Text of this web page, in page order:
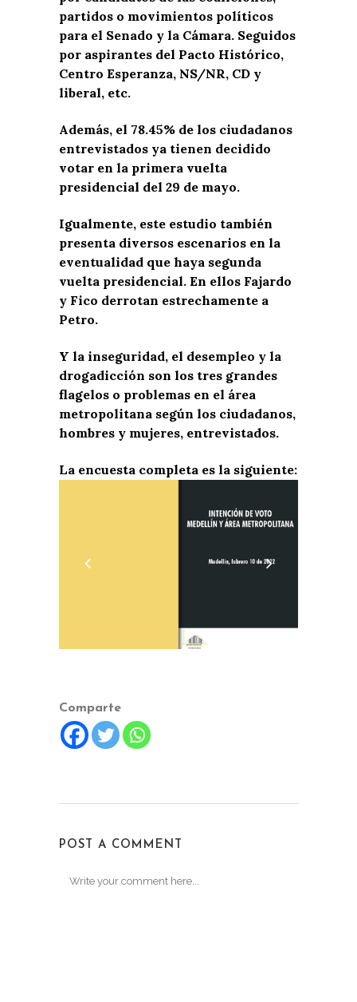
partidos o movimientos políticos
para el Senado y la Cámara. Seguidos
por aspirantes del Pacto Histórico,
Centro Esperanza, NS/NR, CD y
liberal, etc.
Además, el 78.45% de los ciudadanos
entrevistados ya tienen decidido
votar en la primera vuelta
presidencial del 29 de mayo.
Igualmente, este estudio también
presenta diversos escenarios en la
eventualidad que haya segunda
vuelta presidencial. En ellos Fajardo
y Fico derrotan estrechamente a
Petro.
Y la inseguridad, el desempleo y la
drogadicción son los tres grandes
flagelos o problemas en el área
metropolitana según los ciudadanos,
hombres y mujeres, entrevistados.
La encuesta completa es la siguiente:
Comparte
POST A COMMENT